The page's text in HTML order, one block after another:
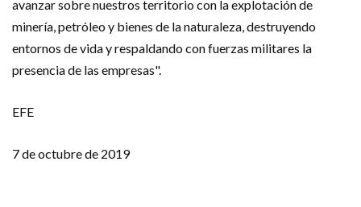
avanzar sobre nuestros territorio con la explotación de
minería, petróleo y bienes de la naturaleza, destruyendo
entornos de vida y respaldando con fuerzas militares la
presencia de las empresas".
EFE
7 de octubre de 2019